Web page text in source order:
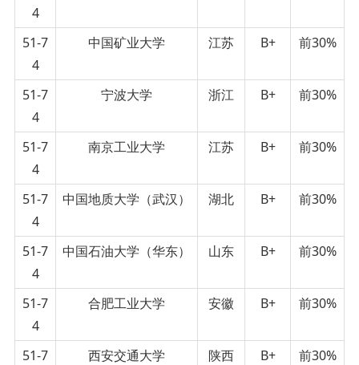
4
51-7
4
中国矿业大学 江苏 B+ 前30%
51-7
4
宁波大学 浙江 B+ 前30%
51-7
4
南京工业大学 江苏 B+ 前30%
51-7
4
中国地质大学（武汉） 湖北 B+ 前30%
51-7
4
中国石油大学（华东） 山东 B+ 前30%
51-7
4
合肥工业大学 安徽 B+ 前30%
51-7
西安交通大学 陕西 B+ 前30%